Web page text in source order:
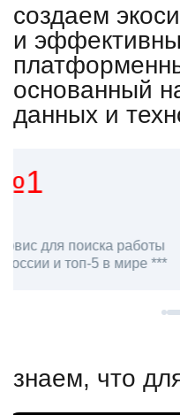
создаем
и
основанный
данных и
4,5
средняя оценка hh.ru
знаем, что